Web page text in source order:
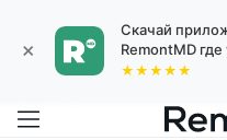
×
Скачай
RemontMD где
★★★★★